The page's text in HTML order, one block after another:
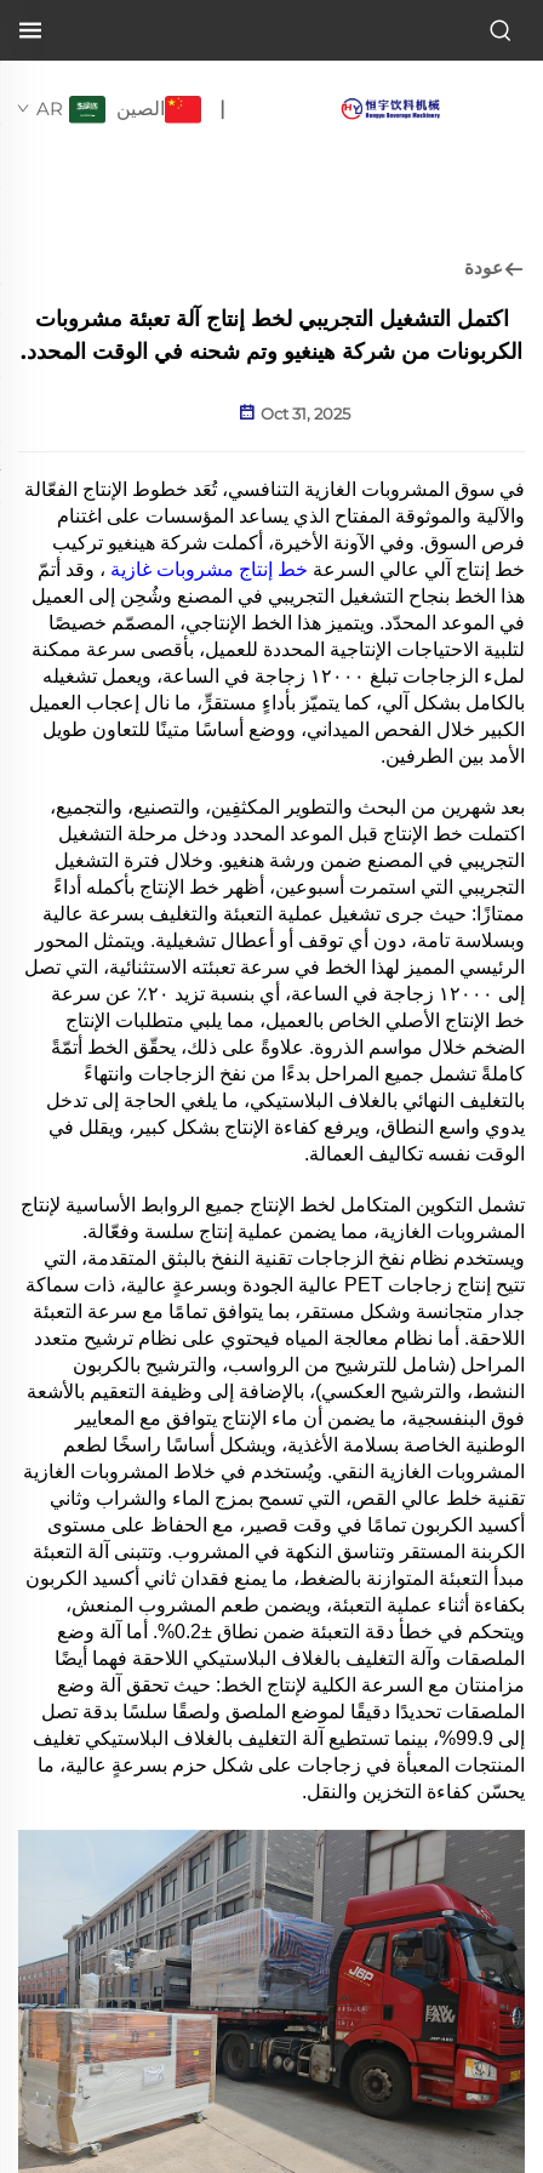
| الصين AR
عودة
اكتمل التشغيل التجريبي لخط إنتاج آلة تعبئة مشروبات
الكربونات من شركة هينغيو وتم شحنه في الوقت المحدد.
Oct 31, 2025
في سوق المشروبات الغازية التنافسي، تُعَد خطوط الإنتاج الفعّالة
والآلية والموثوقة المفتاح الذي يساعد المؤسسات على اغتنام
فرص السوق. وفي الآونة الأخيرة، أكملت شركة هينغيو تركيب
خط إنتاج آلي عالي السرعة خط إنتاج مشروبات غازية ، وقد أتمّ
هذا الخط بنجاح التشغيل التجريبي في المصنع وشُحِن إلى العميل
في الموعد المحدّد. ويتميز هذا الخط الإنتاجي، المصمّم خصيصًا
لتلبية الاحتياجات الإنتاجية المحددة للعميل، بأقصى سرعة ممكنة
لملء الزجاجات تبلغ ١٢٠٠٠ زجاجة في الساعة، ويعمل تشغيله
بالكامل بشكل آلي، كما يتميّز بأداءٍ مستقرٍّ، ما نال إعجاب العميل
الكبير خلال الفحص الميداني، ووضع أساسًا متينًا للتعاون طويل
الأمد بين الطرفين.
بعد شهرين من البحث والتطوير المكثفِين، والتصنيع، والتجميع،
اكتملت خط الإنتاج قبل الموعد المحدد ودخل مرحلة التشغيل
التجريبي في المصنع ضمن ورشة هنغيو. وخلال فترة التشغيل
التجريبي التي استمرت أسبوعين، أظهر خط الإنتاج بأكمله أداءً
ممتازًا: حيث جرى تشغيل عملية التعبئة والتغليف بسرعة عالية
وبسلاسة تامة، دون أي توقف أو أعطال تشغيلية. ويتمثل المحور
الرئيسي المميز لهذا الخط في سرعة تعبئته الاستثنائية، التي تصل
إلى ١٢٠٠٠ زجاجة في الساعة، أي بنسبة تزيد ٢٠٪ عن سرعة
خط الإنتاج الأصلي الخاص بالعميل، مما يلبي متطلبات الإنتاج
الضخم خلال مواسم الذروة. علاوةً على ذلك، يحقّق الخط أتمّةً
كاملةً تشمل جميع المراحل بدءًا من نفخ الزجاجات وانتهاءً
بالتغليف النهائي بالغلاف البلاستيكي، ما يلغي الحاجة إلى تدخل
يدوي واسع النطاق، ويرفع كفاءة الإنتاج بشكل كبير، ويقلل في
الوقت نفسه تكاليف العمالة.
تشمل التكوين المتكامل لخط الإنتاج جميع الروابط الأساسية لإنتاج
المشروبات الغازية، مما يضمن عملية إنتاج سلسة وفعّالة.
ويستخدم نظام نفخ الزجاجات تقنية النفخ بالبثق المتقدمة، التي
تتيح إنتاج زجاجات PET عالية الجودة وبسرعةٍ عالية، ذات سماكة
جدار متجانسة وشكل مستقر، بما يتوافق تمامًا مع سرعة التعبئة
اللاحقة. أما نظام معالجة المياه فيحتوي على نظام ترشيح متعدد
المراحل (شامل للترشيح من الرواسب، والترشيح بالكربون
النشط، والترشيح العكسي)، بالإضافة إلى وظيفة التعقيم بالأشعة
فوق البنفسجية، ما يضمن أن ماء الإنتاج يتوافق مع المعايير
الوطنية الخاصة بسلامة الأغذية، ويشكل أساسًا راسخًا لطعم
المشروبات الغازية النقي. ويُستخدم في خلاط المشروبات الغازية
تقنية خلط عالي القص، التي تسمح بمزج الماء والشراب وثاني
أكسيد الكربون تمامًا في وقت قصير، مع الحفاظ على مستوى
الكربنة المستقر وتناسق النكهة في المشروب. وتتبنى آلة التعبئة
مبدأ التعبئة المتوازنة بالضغط، ما يمنع فقدان ثاني أكسيد الكربون
بكفاءة أثناء عملية التعبئة، ويضمن طعم المشروب المنعش،
ويتحكم في خطأ دقة التعبئة ضمن نطاق ±0.2%. أما آلة وضع
الملصقات وآلة التغليف بالغلاف البلاستيكي اللاحقة فهما أيضًا
مزامنتان مع السرعة الكلية لإنتاج الخط: حيث تحقق آلة وضع
الملصقات تحديدًا دقيقًا لموضع الملصق ولصقًا سلسًا بدقة تصل
إلى 99.9%، بينما تستطيع آلة التغليف بالغلاف البلاستيكي تغليف
المنتجات المعبأة في زجاجات على شكل حزم بسرعةٍ عالية، ما
يحسّن كفاءة التخزين والنقل.